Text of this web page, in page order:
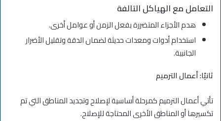
التعامل مع الهياكل التالفة
هدم الأجزاء المتضررة بفعل الزمن أو عوامل أخرى.
استخدام أدوات ومعدات حديثة لضمان الدقة وتقليل الأضرار
الجانبية.
ثانيًا: أعمال الترميم
تأتي أعمال الترميم كمرحلة أساسية لإصلاح وتجديد المناطق التي تم
تكسيرها أو المناطق الأخرى المحتاجة للإصلاح.